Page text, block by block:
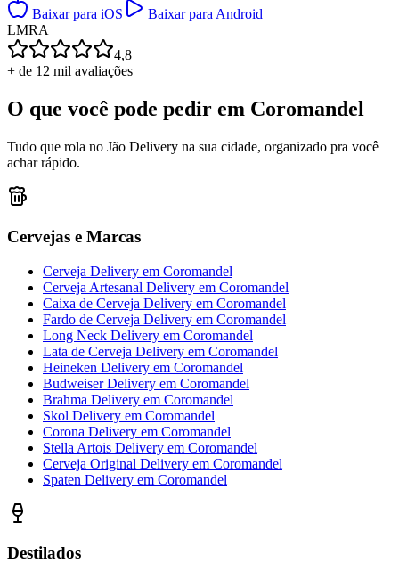
Baixar para iOS
Baixar para Android
LMRA
4,8
+ de 12 mil avaliações
O que você pode pedir em Coromandel
Tudo que rola no Jão Delivery na sua cidade, organizado pra você
achar rápido.
Cervejas e Marcas
Cerveja Delivery em Coromandel
Cerveja Artesanal Delivery em Coromandel
Caixa de Cerveja Delivery em Coromandel
Fardo de Cerveja Delivery em Coromandel
Long Neck Delivery em Coromandel
Lata de Cerveja Delivery em Coromandel
Heineken Delivery em Coromandel
Budweiser Delivery em Coromandel
Brahma Delivery em Coromandel
Skol Delivery em Coromandel
Corona Delivery em Coromandel
Stella Artois Delivery em Coromandel
Cerveja Original Delivery em Coromandel
Spaten Delivery em Coromandel
Destilados